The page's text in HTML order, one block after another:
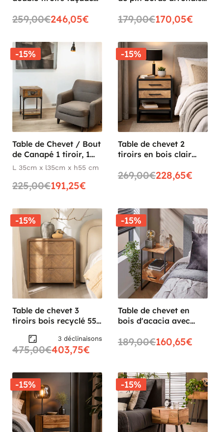
KANHA
259,00€246,05€ 179,00€170,05€
-15%
Table de Chevet / Bout
de Canapé 1 tiroir, 1
plateau bas en Hévéa
35x35x55cm LOFT
L 35cm x l35cm x h55 cm
225,00€191,25€
-15%
Table de chevet 2
tiroirs en bois clair
269,00€228,65€
-15%
Table de chevet 3
tiroirs bois recyclé 55
3 déclinaisons
475,00€403,75€
-15%
Table de chevet en
bois d'acacia avec
MELBOURNE
189,00€160,65€
-15% -15%